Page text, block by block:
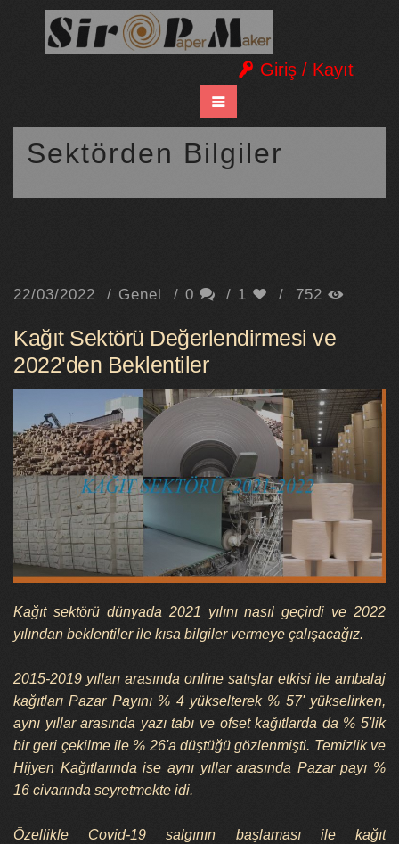
Giriş / Kayıt
Sektörden Bilgiler
22/03/2022 Genel 0 1 752
Kağıt Sektörü Değerlendirmesi ve
2022'den Beklentiler
Kağıt sektörü dünyada 2021 yılını nasıl geçirdi ve 2022
yılından beklentiler ile kısa bilgiler vermeye çalışacağız.
2015-2019 yılları arasında online satışlar etkisi ile ambalaj
kağıtları Pazar Payını % 4 yükselterek % 57' yükselirken,
aynı yıllar arasında yazı tabı ve ofset kağıtlarda da % 5'lik
bir geri çekilme ile % 26'a düştüğü gözlenmişti. Temizlik ve
Hijyen Kağıtlarında ise aynı yıllar arasında Pazar payı %
16 civarında seyretmekte idi.
Özellikle Covid-19 salgının başlaması ile kağıt